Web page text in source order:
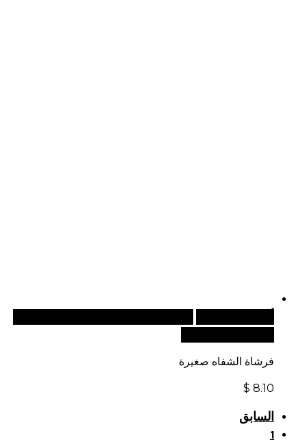
فرشاة الشفاه صغيرة
$ 8.10
السابق
1